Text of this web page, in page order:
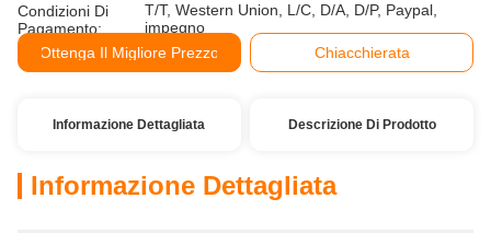
Condizioni Di
Pagamento:
T/T, Western Union, L/C, D/A, D/P, Paypal,
impegno
Ottenga Il Migliore Prezzo
Chiacchierata
Informazione Dettagliata Descrizione Di Prodotto
Informazione Dettagliata